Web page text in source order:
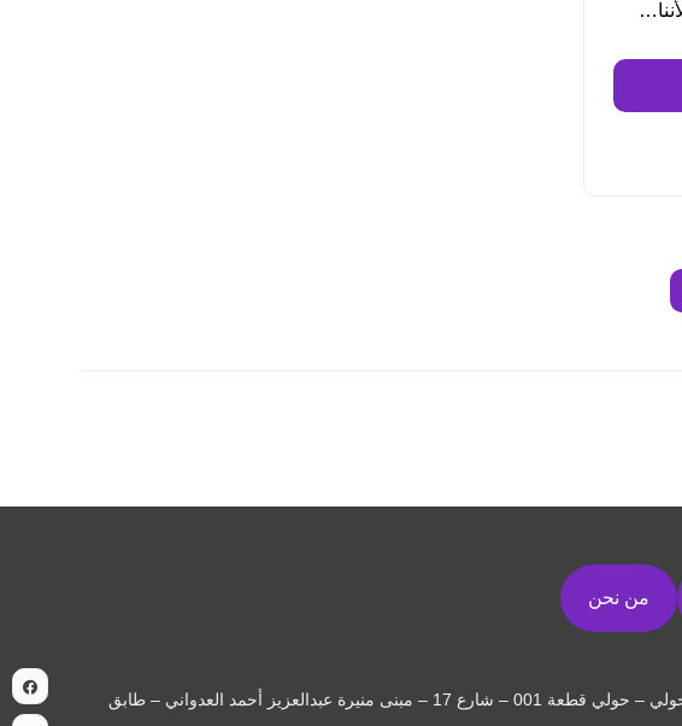
من نحن
| السجل التجاري: 371726 | العنوان: الكويت - حولي – حولي قطعة 001 – شارع 17 – مبنى منيرة عبدالعزيز أحمد العدواني – طابق